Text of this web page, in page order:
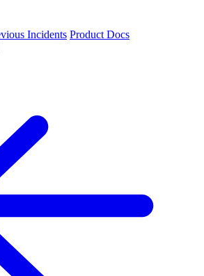
Incidents Product Docs